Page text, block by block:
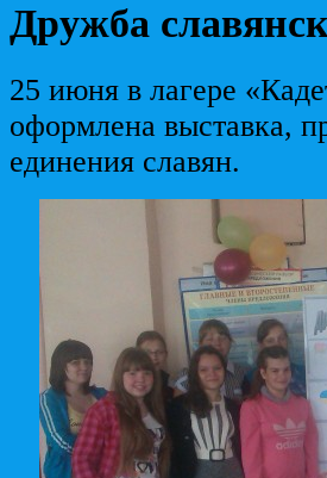
Дружба
25 июня в лагере
оформлена выставка,
единения славян.